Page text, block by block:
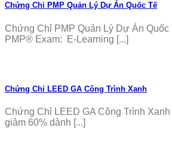
Chứng Chỉ PMP Quản Lý Dự Án Quốc Tế
Chứng Chỉ PMP Quản Lý Dự Án
PMP® Exam: E-Learning [...]
Chứng Chỉ LEED GA Công Trình Xanh
Chứng Chỉ LEED GA Công Trình
giảm 60% dành [...]